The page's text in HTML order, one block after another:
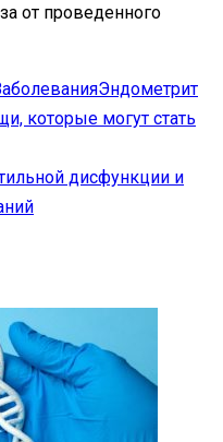
от проведенного
Эндометрит
которые могут стать
дисфункции и